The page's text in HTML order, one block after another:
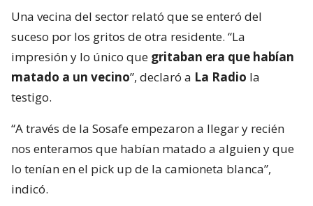
Una vecina del sector relató que se enteró del
suceso por los gritos de otra residente. “La
impresión y lo único que gritaban era que habían
matado a un vecino”, declaró a La Radio la
testigo.
“A través de la Sosafe empezaron a llegar y recién
nos enteramos que habían matado a alguien y que
lo tenían en el pick up de la camioneta blanca”,
indicó.